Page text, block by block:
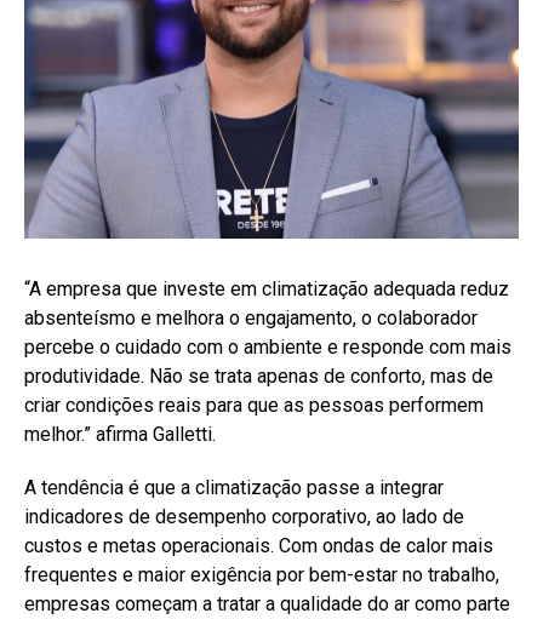
“A empresa que investe em climatização adequada reduz
absenteísmo e melhora o engajamento, o colaborador
percebe o cuidado com o ambiente e responde com mais
produtividade. Não se trata apenas de conforto, mas de
criar condições reais para que as pessoas performem
melhor.” afirma Galletti.
A tendência é que a climatização passe a integrar
indicadores de desempenho corporativo, ao lado de
custos e metas operacionais. Com ondas de calor mais
frequentes e maior exigência por bem-estar no trabalho,
empresas começam a tratar a qualidade do ar como parte